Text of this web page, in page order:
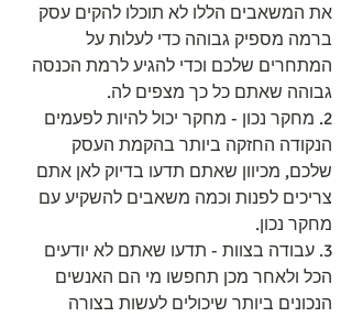
את המשאבים הללו לא תוכלו להקים עסק
ברמה מספיק גבוהה כדי לעלות על
המתחרים שלכם וכדי להגיע לרמת הכנסה
גבוהה שאתם כל כך מצפים לה.
2. מחקר נכון - מחקר יכול להיות לפעמים
הנקודה החזקה ביותר בהקמת העסק
שלכם, מכיוון שאתם תדעו בדיוק לאן אתם
צריכים לפנות וכמה משאבים להשקיע עם
מחקר נכון.
3. עבודה בצוות - תדעו שאתם לא יודעים
הכל ולאחר מכן תחפשו מי הם האנשים
הנכונים ביותר שיכולים לעשות בצורה